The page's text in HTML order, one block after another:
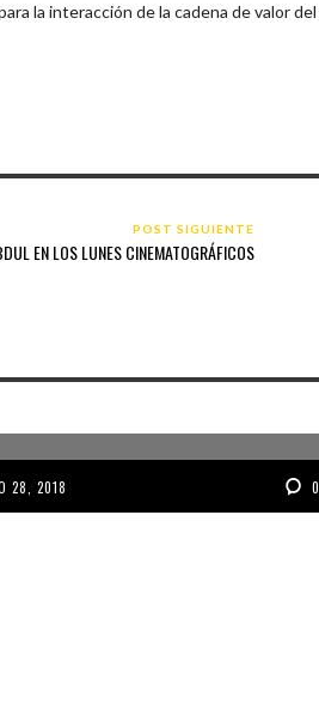
la interacción de la cadena de valor del
POST SIGUIENTE
EN LOS LUNES CINEMATOGRÁFICOS
ENCABEZA EXPORTACIÓN DE 11
28, 2018 0